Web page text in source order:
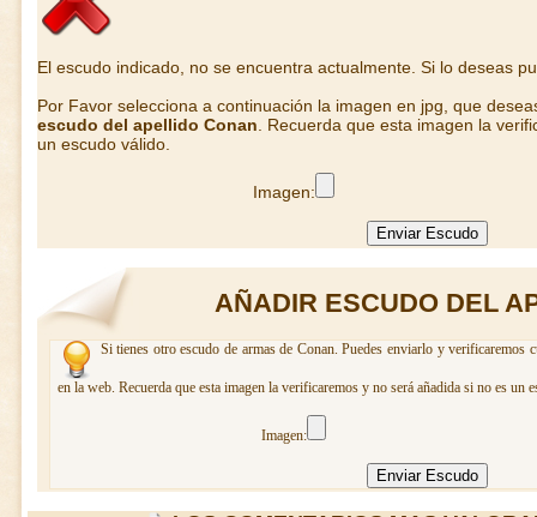
El escudo indicado, no se encuentra actualmente. Si lo deseas
Por Favor selecciona a continuación la imagen en jpg, que
escudo del apellido Conan . Recuerda que esta imagen la
un escudo válido.
Imagen:
AÑADIR ESCUDO DEL
Si tienes otro escudo de armas de Conan. Puedes enviarlo y verificaremos
en la web. Recuerda que esta imagen la verificaremos y no será añadida si no es un
Imagen: